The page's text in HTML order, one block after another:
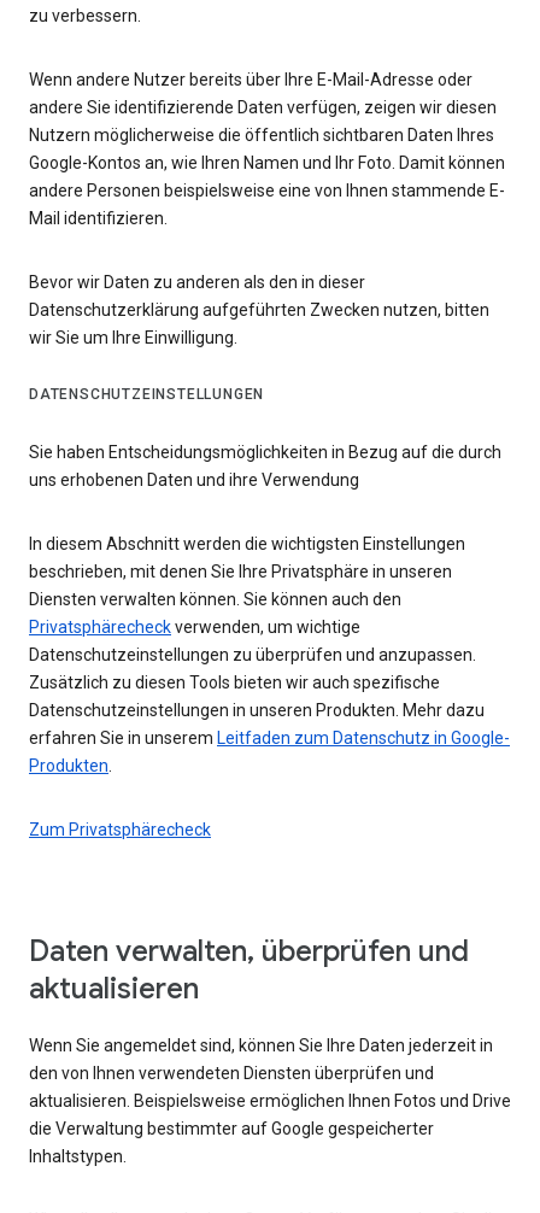
zu verbessern.
Wenn andere Nutzer bereits über Ihre E-Mail-Adresse oder
andere Sie identifizierende Daten verfügen, zeigen wir diesen
Nutzern möglicherweise die öffentlich sichtbaren Daten Ihres
Google-Kontos an, wie Ihren Namen und Ihr Foto. Damit können
andere Personen beispielsweise eine von Ihnen stammende E-
Mail identifizieren.
Bevor wir Daten zu anderen als den in dieser
Datenschutzerklärung aufgeführten Zwecken nutzen, bitten
wir Sie um Ihre Einwilligung.
DATENSCHUTZEINSTELLUNGEN
Sie haben Entscheidungsmöglichkeiten in Bezug auf die durch
uns erhobenen Daten und ihre Verwendung
In diesem Abschnitt werden die wichtigsten Einstellungen
beschrieben, mit denen Sie Ihre Privatsphäre in unseren
Diensten verwalten können. Sie können auch den
Privatsphärecheckverwenden, um wichtige
Datenschutzeinstellungen zu überprüfen und anzupassen.
Zusätzlich zu diesen Tools bieten wir auch spezifische
Datenschutzeinstellungen in unseren Produkten. Mehr dazu
erfahren Sie in unserem Leitfaden zum Datenschutz in Google-
Produkten
Zum Privatsphärecheck
Daten verwalten, überprüfen und
aktualisieren
Wenn Sie angemeldet sind, können Sie Ihre Daten jederzeit in
den von Ihnen verwendeten Diensten überprüfen und
aktualisieren. Beispielsweise ermöglichen Ihnen Fotos und Drive
die Verwaltung bestimmter auf Google gespeicherter
Inhaltstypen.